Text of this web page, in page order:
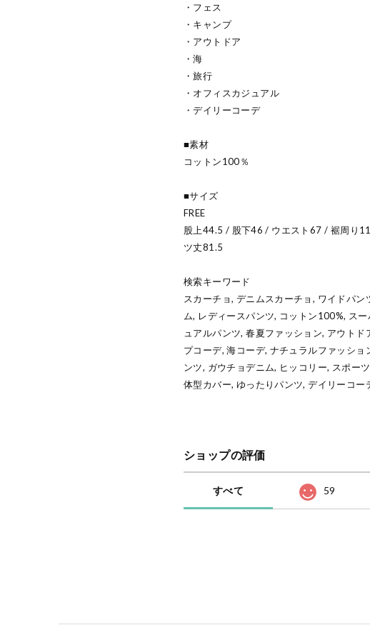
・フェス
・キャンプ
・アウトドア
・海
・旅行
・オフィスカジュアル
・デイリーコーデ
■素材
コットン100％
■サイズ
FREE
股上44.5 / 股下46 / ウエスト67 / 裾周り
ツ丈81.5
検索キーワード
スカーチョ, デニムスカーチョ, ワイドパ
ム, レディースパンツ, コットン100%, ス
ュアルパンツ, 春夏ファッション, アウト
プコーデ, 海コーデ, ナチュラルファッシ
ンツ, ガウチョデニム, ヒッコリー, スポー
体型カバー, ゆったりパンツ, デイリーコー
ショップの評価
すべて 59